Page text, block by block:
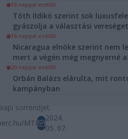
Választás
Választási
hétfő délután
ki a
jelöltek
sorrendjét.
MTI
2024.
05. 07.
16 nappal ezelőtt
Tóth Ildikó szerint sok
gyászolja a választási vereséget
16 nappal ezelőtt
Nicaragua elnöke szerint nem
mert a végén még megnyerné
20 nappal ezelőtt
Orbán Balázs elárulta, mit
kampányban